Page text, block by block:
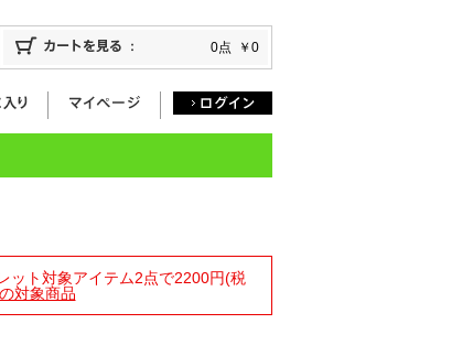
0点 ￥0
ット対象アイテム2点で2200円(税
対象商品